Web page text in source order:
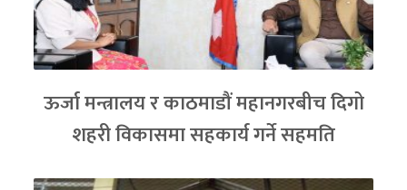
ऊर्जा मन्त्रालय र काठमाडौं महानगरबीच दिगो
शहरी विकासमा सहकार्य गर्ने सहमति